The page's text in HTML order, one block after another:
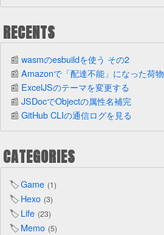
RECENTS
wasmのesbuildを使う その2
Amazonで「配達不能」になった荷物
ExcelJSのテーマを変更する
JSDocでObjectの属性名補完
GitHub CLIの通信ログを見る
CATEGORIES
Game 1
Hexo 3
Life 23
Memo 5